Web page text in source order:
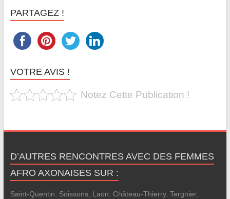
PARTAGEZ !
VOTRE AVIS !
Notez Cette Publication !
D’AUTRES RENCONTRES AVEC DES FEMMES
AFRO AXONAISES SUR :
Saint-Quentin Soissons, Laon Château-Thierry, Tergnier,